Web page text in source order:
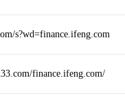
s?wd=finance.ifeng.com
finance.ifeng.com/